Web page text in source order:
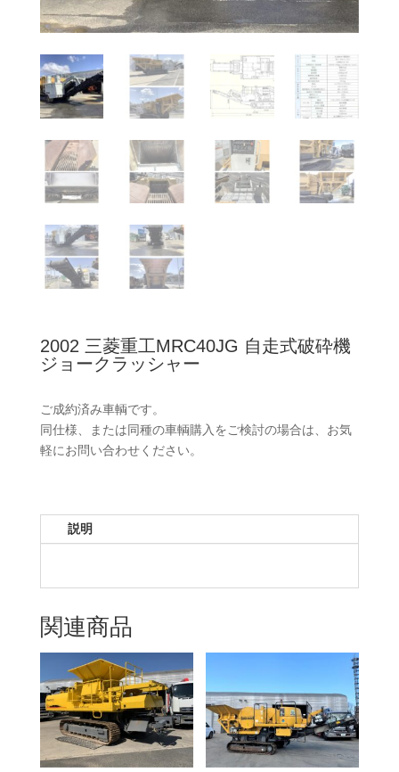
2002 三菱重工MRC40JG 自走式破砕機
ジョークラッシャー
ご成約済み車輌です。
同仕様、または同種の車輌購入をご検討の場合は、お気
軽にお問い合わせください。
説明
関連商品